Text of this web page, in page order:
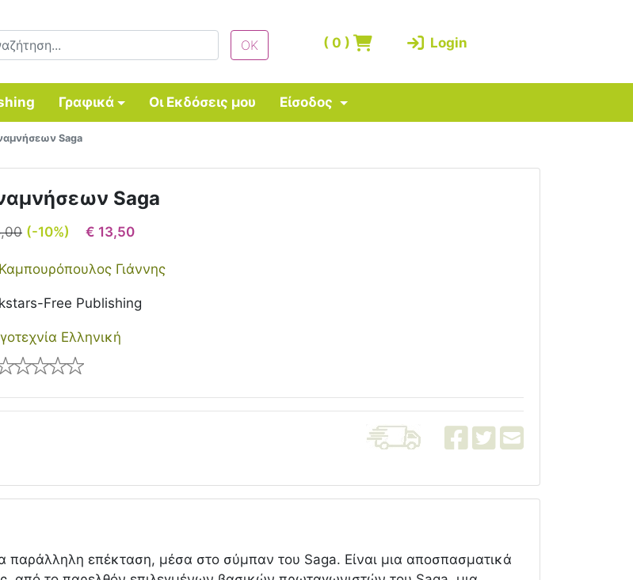
(0 ) Login
Γραφικά Οι Εκδόσεις μου Είσοδος
Saga
Saga
(-10%) € 13,50
Καμπουρόπουλος Γιάννης
Free Publishing
Ελληνική
παράλληλη επέκταση, μέσα στο σύμπαν του Saga. Είναι μια αποσπασματικά